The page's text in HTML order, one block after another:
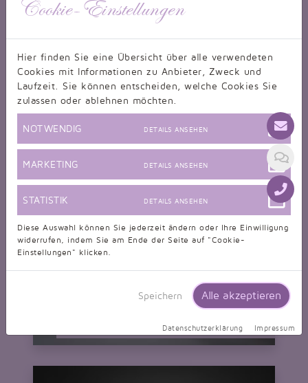
Brautjungfernkleid TWBS02
nur 179,99 EUR
Cookie-Einstellungen
Hier finden Sie eine Übersicht über alle verwendeten
Cookies mit Informationen zu Anbieter, Zweck und
Laufzeit. Sie können entscheiden, welche Cookies Sie
zulassen oder ablehnen möchten.
NOTWENDIG DETAILS ANSEHEN
MARKETING DETAILS ANSEHEN
STATISTIK DETAILS ANSEHEN
Diese Auswahl können Sie jederzeit ändern oder Ihre Einwilligung
widerrufen, indem Sie am Ende der Seite auf "Cookie-
Einstellungen" klicken.
Speichern Alle akzeptieren
Datenschutzerklärung Impressum